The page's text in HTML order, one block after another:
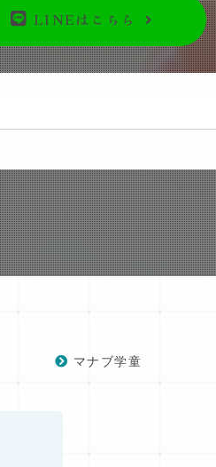
LINEはこちら
マナブ学童